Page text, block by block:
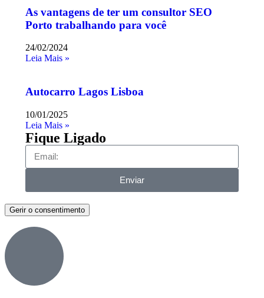
As vantagens de ter um consultor SEO
Porto trabalhando para você
24/02/2024
Leia Mais »
Autocarro Lagos Lisboa
10/01/2025
Leia Mais »
Fique Ligado
Enviar
Gerir o consentimento